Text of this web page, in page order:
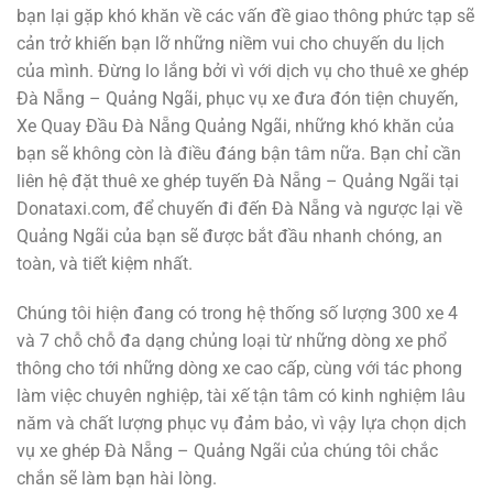
bạn lại gặp khó khăn về các vấn đề giao thông phức tạp sẽ
cản trở khiến bạn lỡ những niềm vui cho chuyến du lịch
của mình. Đừng lo lắng bởi vì với dịch vụ cho thuê xe ghép
Đà Nẵng – Quảng Ngãi, phục vụ xe đưa đón tiện chuyến,
Xe Quay Đầu Đà Nẵng Quảng Ngãi, những khó khăn của
bạn sẽ không còn là điều đáng bận tâm nữa. Bạn chỉ cần
liên hệ đặt thuê xe ghép tuyến Đà Nẵng – Quảng Ngãi tại
Donataxi.com, để chuyến đi đến Đà Nẵng và ngược lại về
Quảng Ngãi của bạn sẽ được bắt đầu nhanh chóng, an
toàn, và tiết kiệm nhất.
Chúng tôi hiện đang có trong hệ thống số lượng 300 xe 4
và 7 chỗ chỗ đa dạng chủng loại từ những dòng xe phổ
thông cho tới những dòng xe cao cấp, cùng với tác phong
làm việc chuyên nghiệp, tài xế tận tâm có kinh nghiệm lâu
năm và chất lượng phục vụ đảm bảo, vì vậy lựa chọn dịch
vụ xe ghép Đà Nẵng – Quảng Ngãi của chúng tôi chắc
chắn sẽ làm bạn hài lòng.